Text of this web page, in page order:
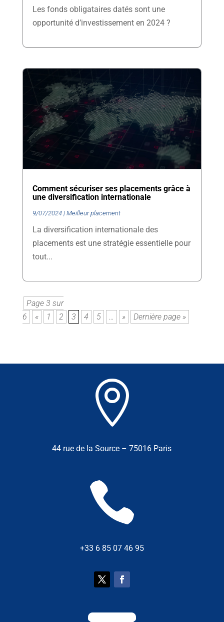
Les fonds obligataires datés sont une
opportunité d’investissement en 2024 ?
Comment sécuriser ses placements grâce à
une diversification internationale
9/07/2024| Meilleur placement
La diversification internationale des
placements est une stratégie essentielle pour
tout...
Page 3 sur
6
« 1 2 3 4 5 … » Dernière page »

44 rue de la Source – 75016 Paris

+33 6 85 07 46 95